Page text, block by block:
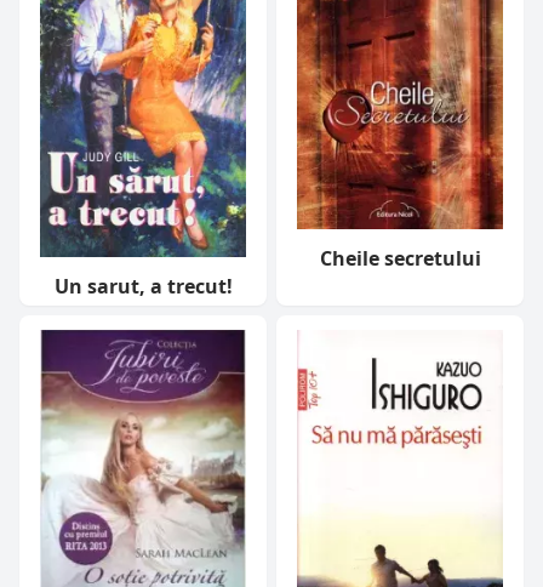
Un sarut, a trecut!
Cheile secretului